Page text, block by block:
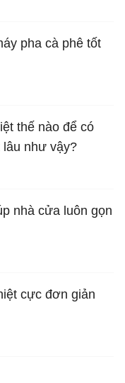
pha cà phê tốt
thế nào để có
như vậy?
nhà cửa luôn gọn
cực đơn giản